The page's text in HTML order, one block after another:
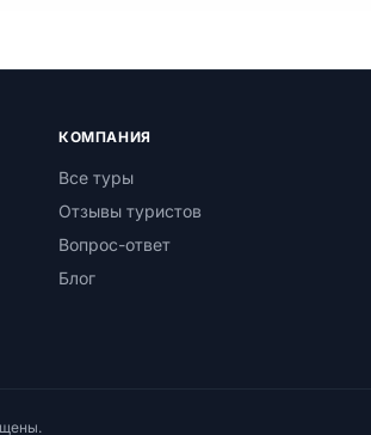
КОМПАНИЯ
Все туры
Отзывы туристов
Вопрос-ответ
Блог